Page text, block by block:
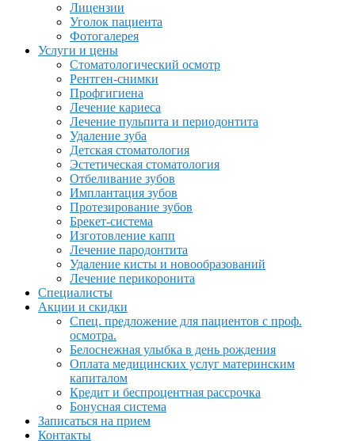
Лицензии
Уголок пациента
Фотогалерея
Услуги и цены
Стоматологический осмотр
Рентген-снимки
Профгигиена
Лечение кариеса
Лечение пульпита и периодонтита
Удаление зуба
Детская стоматология
Эстетическая стоматология
Отбеливание зубов
Имплантация зубов
Протезирование зубов
Брекет-система
Изготовление капп
Лечение пародонтита
Удаление кисты и новообразований
Лечение перикоронита
Специалисты
Акции и скидки
Спец. предложение для пациентов с проф.
осмотра.
Белоснежная улыбка в день рождения
Оплата медицинских услуг материнским
капиталом
Кредит и беспроцентная рассрочка
Бонусная система
Записаться на прием
Контакты